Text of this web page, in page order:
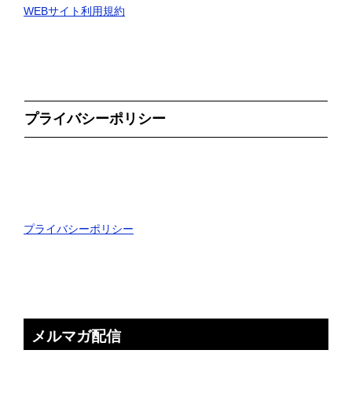
WEBサイト利用規約
プライバシーポリシー
プライバシーポリシー
メルマガ配信